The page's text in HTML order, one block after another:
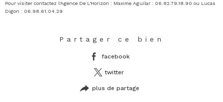
Pour visiter contactez l'Agence De L'Horizon : Maxime Aguilar : 06.82.79.18.90 ou Lucas
Digon : 06.98.61.04.29
Partager ce bien
facebook
twitter
plus de partage